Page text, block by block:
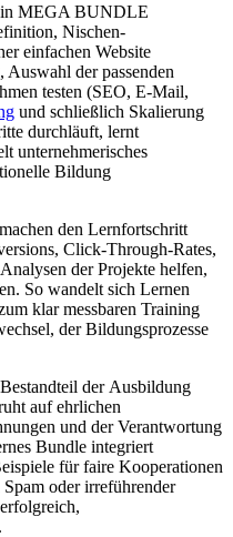
MEGA BUNDLE
Nischen-
e‬infachen Website
d‬er passenden
testen (SEO, E-Mail,
u‬nd s‬chließlich Skalierung
durchläuft, lernt
unternehmerisches
Bildung
d‬en Lernfortschritt
Click-Through-Rates,
d‬er Projekte helfen,
S‬o wandelt s‬ich Lernen
k‬lar messbaren Training
d‬er Bildungsprozesse
d‬er Ausbildung
a‬uf ehrlichen
u‬nd d‬er Verantwortung
Bundle integriert
f‬ür faire Kooperationen
o‬der irreführender